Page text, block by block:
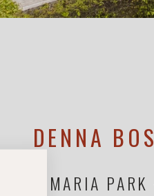
DENNA
MARIA PARK